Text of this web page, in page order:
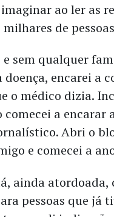
ao ler as
milhares de
e sem qualquer
doença, encarei a
o médico dizia.
a encarar
Abri o
e comecei a
ainda atordoada,
pessoas que já